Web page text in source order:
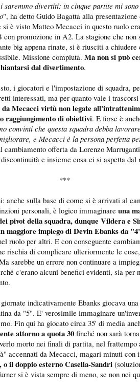
saremmo divertiti: in cinque partite mi
", ha detto Guido Bagatta alla presentazione
è visto Matteo Mecacci in questo ruolo
con promozione in A2. La stagione che non
big appena rinate, si è riusciti a chiudere
Missione compiuta. Ma non si può
dal divertimento.
i giocatori e l'impostazione di squadra,
interessati, ma per quanto vale i
Mecacci virtù non legate
raggiungimento di obiettivi. E forse è
convinti che questa squadra debba
e Mecacci è la persona perfetta
cambiamento offerta da Lorenzo
e insieme cosa ci si aspetta dal
***
anche sulla base di come si è arrivati al
personali, è logico immaginare una
pivot della squadra, dunque Vildera e
maggiore impiego di Devin Ebanks da
ruolo per altri. E con conseguente
rischia di complicare ulteriormente le
sarebbe un errore non continuare a
c'erano alcuni benefici evidenti, sia per
indicativamente Ebanks giocava
da "5". E' verosimile immaginare
Fin qui ha giocato circa 35' di media
attorno a quota 30finché non sarà
morto nei finali di partita, nel
accennati da Mecacci, magari minuti con
o il doppio esterno Casella-Sandri
si è vista sempre di meno, se non nei